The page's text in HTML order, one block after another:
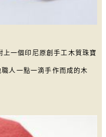
一個印尼原創手工木質珠寶
人一點一滴手作而成的木